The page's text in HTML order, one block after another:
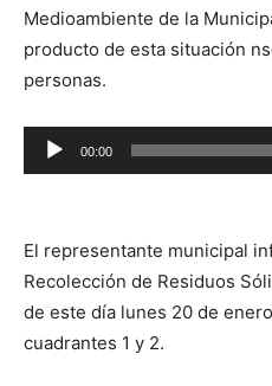
Medioambiente de la
producto de esta situación
personas.
Reproductor
de
00:00
El representante municipal
Recolección de Residuos
de este día lunes 20 de
cuadrantes 1 y 2.